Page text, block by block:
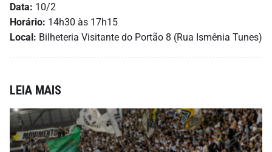
Data: 10/2
Horário: 14h30 às 17h15
Local: Bilheteria Visitante do Portão 8 (Rua Ismênia Tunes)
LEIA MAIS